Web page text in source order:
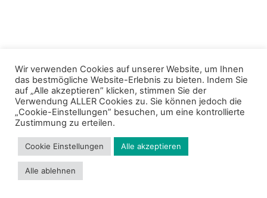
Wir verwenden Cookies auf unserer Website, um Ihnen
das bestmögliche Website-Erlebnis zu bieten. Indem Sie
auf „Alle akzeptieren” klicken, stimmen Sie der
Verwendung ALLER Cookies zu. Sie können jedoch die
„Cookie-Einstellungen” besuchen, um eine kontrollierte
Zustimmung zu erteilen.
Cookie Einstellungen Alle akzeptieren
Alle ablehnen